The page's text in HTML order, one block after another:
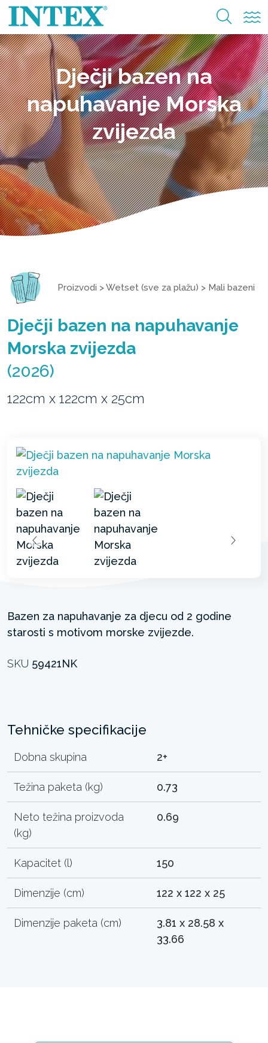
Dječji bazen na
napuhavanje Morska
zvijezda
Proizvodi >Wetset (sve za plažu) > Mali bazeni
Dječji bazen na napuhavanje
Morska zvijezda
(2026)
122cm x 122cm x 25cm
Bazen za napuhavanje za djecu od 2 godine
starosti s motivom morske zvijezde.
SKU 59421NK
Tehničke specifikacije
Dobna skupina 2+
Težina paketa (kg) 0.73
Neto težina proizvoda
(kg)
0.69
Kapacitet (l) 150
Dimenzije (cm) 122 x 122 x 25
Dimenzije paketa (cm)
3.81 x 28.58 x
33.66